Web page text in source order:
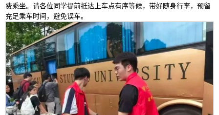
费乘坐。请各位同学提前抵达上车点有序等候，带好随身行李，预留
充足乘车时间，避免误车。